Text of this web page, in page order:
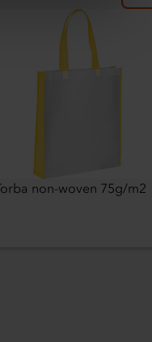
Torba non-woven 75g/m2